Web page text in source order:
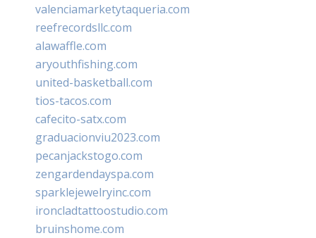
valenciamarketytaqueria.com
reefrecordsllc.com
alawaffle.com
aryouthfishing.com
united-basketball.com
tios-tacos.com
cafecito-satx.com
graduacionviu2023.com
pecanjackstogo.com
zengardendayspa.com
sparklejewelryinc.com
ironcladtattoostudio.com
bruinshome.com